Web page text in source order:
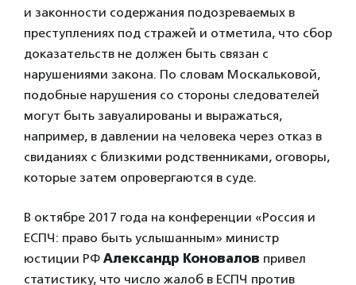
и законности содержания подозреваемых в
преступлениях под стражей и отметила, что сбор
доказательств не должен быть связан с
нарушениями закона. По словам Москальковой,
подобные нарушения со стороны следователей
могут быть завуалированы и выражаться,
например, в давлении на человека через отказ в
свиданиях с близкими родственниками, оговоры,
которые затем опровергаются в суде.
В октябре 2017 года на конференции «Россия и
ЕСПЧ: право быть услышанным» министр
юстиции РФ Александр Коновалов привел
статистику, что число жалоб в ЕСПЧ против